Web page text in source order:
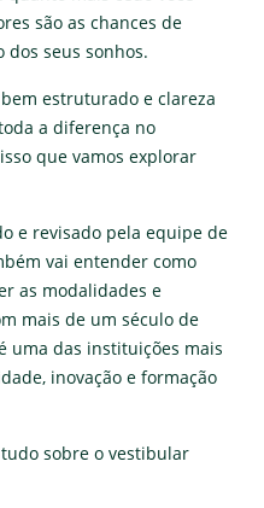
são as chances de
dos seus sonhos.
estruturado e clareza
a diferença no
que vamos explorar
e revisado pela equipe de
vai entender como
as modalidades e
mais de um século de
uma das instituições mais
inovação e formação
sobre o vestibular